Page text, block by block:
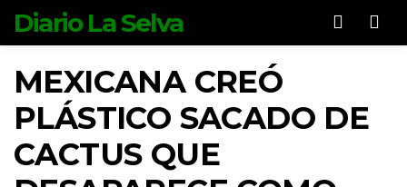
Diario La Selva
MEXICANA CREÓ
PLÁSTICO SACADO DE
CACTUS QUE